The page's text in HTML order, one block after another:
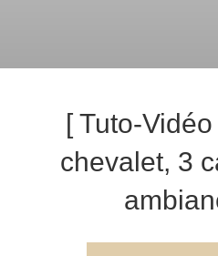
[ Tuto-
chevalet, 3